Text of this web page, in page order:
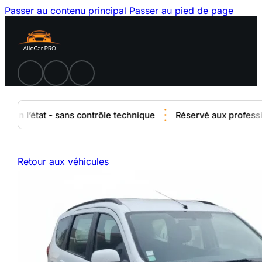
Passer au contenu principal Passer au pied de page
en l’état - sans contrôle technique Réservé aux
Retour aux véhicules